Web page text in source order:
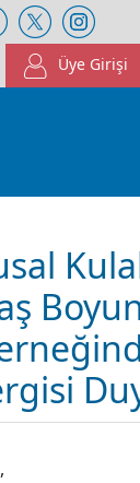
Üye Girişi